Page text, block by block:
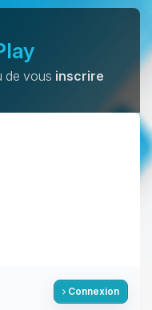
de vous inscrire
Connexion